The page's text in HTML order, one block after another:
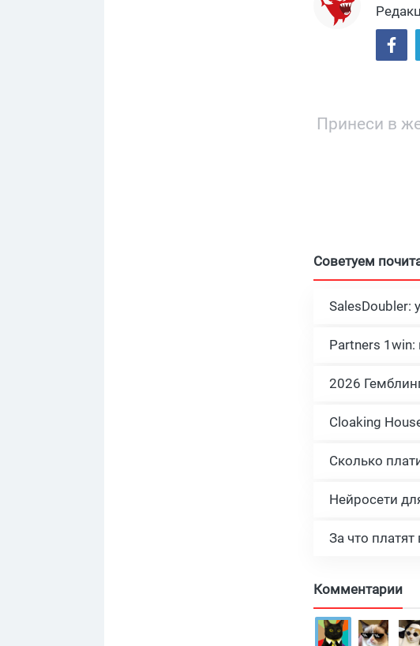
Принеси в
Советуем
SalesDoubler:
Partners
Нейросети
За что
Комментарии